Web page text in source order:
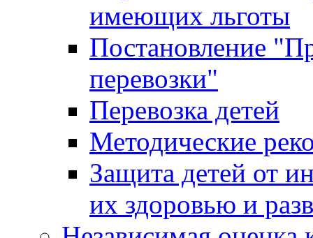
имеющих льготы
Постановление
перевозки"
Перевозка детей
Методические
Защита детей от
их здоровью и